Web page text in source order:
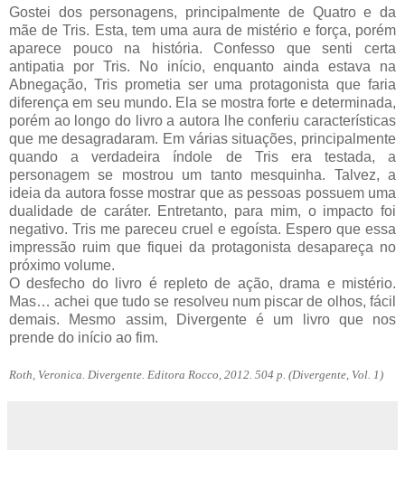
Gostei dos personagens, principalmente de Quatro e da
mãe de Tris. Esta, tem uma aura de mistério e força, porém
aparece pouco na história. Confesso que senti certa
antipatia por Tris. No início, enquanto ainda estava na
Abnegação, Tris prometia ser uma protagonista que faria
diferença em seu mundo. Ela se mostra forte e determinada,
porém ao longo do livro a autora lhe conferiu características
que me desagradaram. Em várias situações, principalmente
quando a verdadeira índole de Tris era testada, a
personagem se mostrou um tanto mesquinha. Talvez, a
ideia da autora fosse mostrar que as pessoas possuem uma
dualidade de caráter. Entretanto, para mim, o impacto foi
negativo. Tris me pareceu cruel e egoísta. Espero que essa
impressão ruim que fiquei da protagonista desapareça no
próximo volume.
O desfecho do livro é repleto de ação, drama e mistério.
Mas… achei que tudo se resolveu num piscar de olhos, fácil
demais. Mesmo assim, Divergente é um livro que nos
prende do início ao fim.
Roth, Veronica. Divergente. Editora Rocco, 2012. 504 p. (Divergente, Vol. 1)